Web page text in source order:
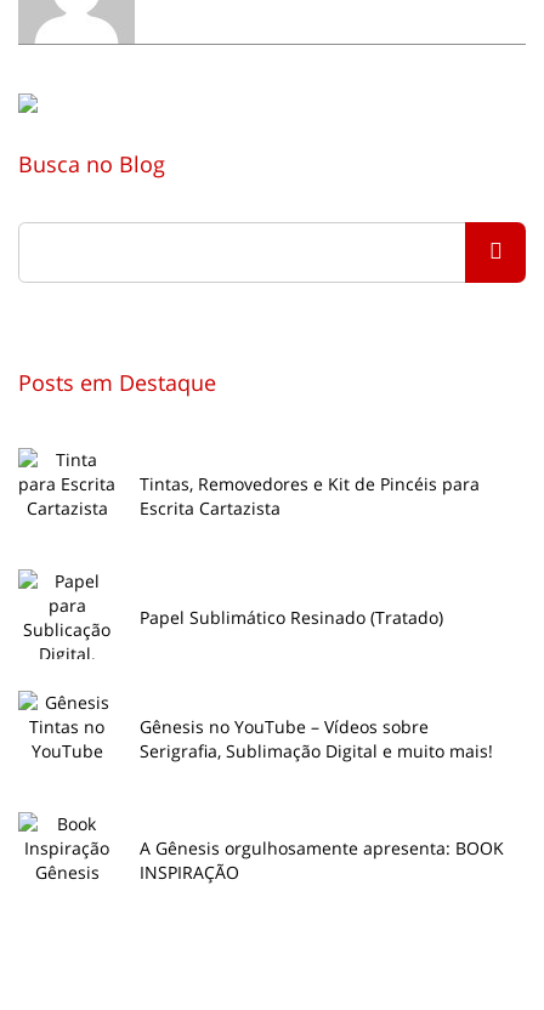
Busca no Blog
Posts em Destaque
Tintas, Removedores e Kit de Pincéis para
Escrita Cartazista
Papel Sublimático Resinado (Tratado)
Gênesis no YouTube – Vídeos sobre
Serigrafia, Sublimação Digital e muito mais!
A Gênesis orgulhosamente apresenta: BOOK
INSPIRAÇÃO